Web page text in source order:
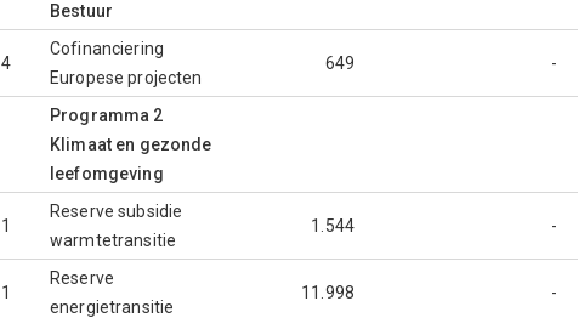
Bestuur
Cofinanciering
Europese projecten
649 -
Programma 2
Klimaat en gezonde
leefomgeving
Reserve subsidie
warmtetransitie
1.544 -
Reserve
energietransitie
11.998 -